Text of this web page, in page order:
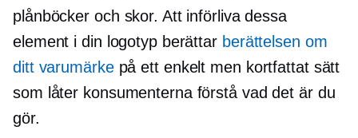
plånböcker och skor. Att införliva dessa
element i din logotyp berättar berättelsen om
ditt varumärkepå ett enkelt men kortfattat sätt
som låter konsumenterna förstå vad det är du
gör.